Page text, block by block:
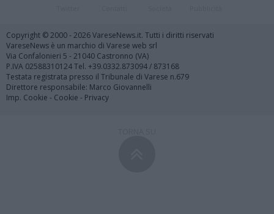
Copyright © 2000 - 2026 VareseNews.it. Tutti i diritti riservati
VareseNews è un marchio di Varese web srl
Via Confalonieri 5 - 21040 Castronno (VA)
P.IVA 02588310124 Tel. +39.0332.873094 / 873168
Testata registrata presso il Tribunale di Varese n.679
Direttore responsabile: Marco Giovannelli
Imp. Cookie - Cookie - Privacy